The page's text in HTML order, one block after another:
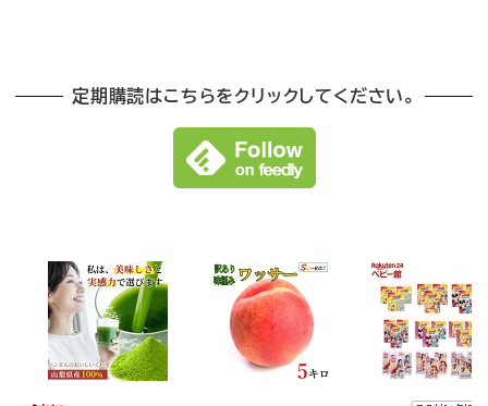
定期購読はこちらをクリックしてください。